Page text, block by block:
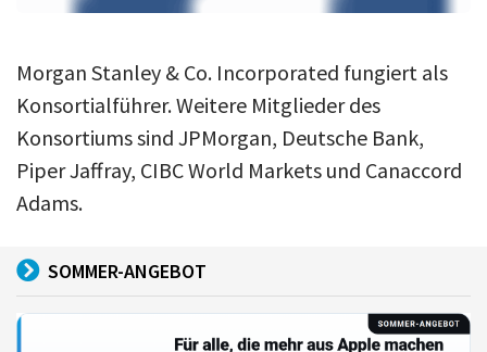
Morgan Stanley & Co. Incorporated fungiert als
Konsortialführer. Weitere Mitglieder des
Konsortiums sind JPMorgan, Deutsche Bank,
Piper Jaffray, CIBC World Markets und Canaccord
Adams.
SOMMER-ANGEBOT